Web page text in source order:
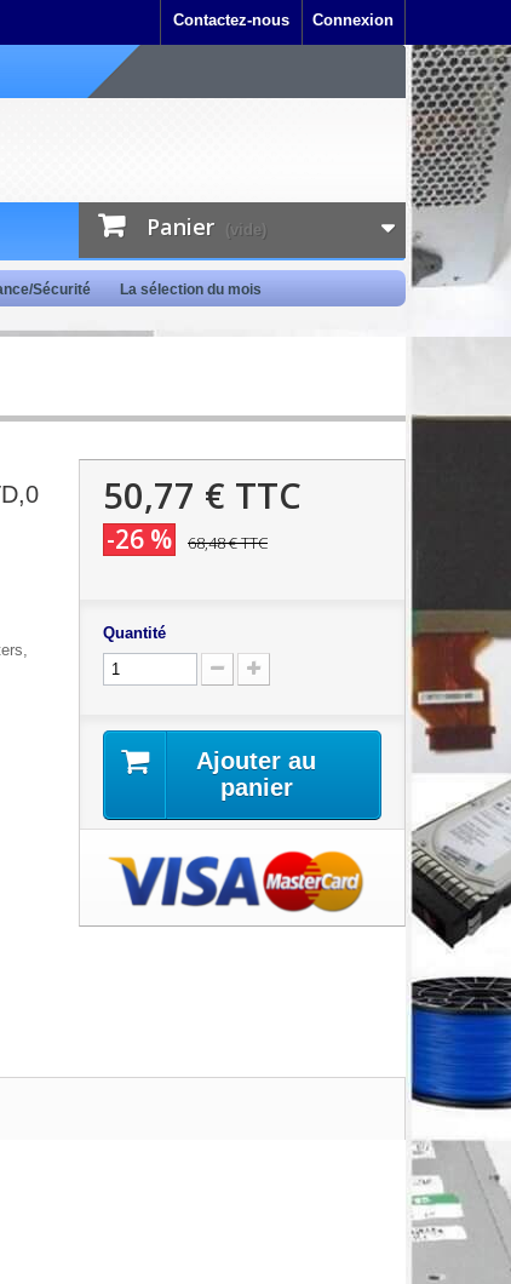
Connexion
Contactez-nous
Panier (vide)
Sécurité La sélection du mois
50,77 € TTC
-26 % 68,48 €TTC
Quantité
Ajouter au
panier